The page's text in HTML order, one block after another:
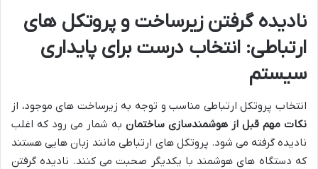
نادیده گرفتن زیرساخت و پروتکل های
ارتباطی: انتخاب درست برای پایداری
سیستم
انتخاب پروتکل ارتباطی مناسب و توجه به زیرساخت های موجود، از
نکات مهم قبل از هوشمندسازی ساختمان به شمار می رود که اغلب
نادیده گرفته می شود. پروتکل های ارتباطی مانند زبان هایی هستند
که دستگاه های هوشمند با یکدیگر صحبت می کنند. نادیده گرفتن